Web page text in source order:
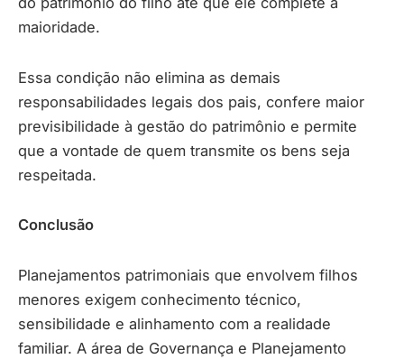
maioridade.
Essa condição não elimina as demais
responsabilidades legais dos pais, confere maior
previsibilidade à gestão do patrimônio e permite
que a vontade de quem transmite os bens seja
respeitada.
Conclusão
Planejamentos patrimoniais que envolvem filhos
menores exigem conhecimento técnico,
sensibilidade e alinhamento com a realidade
familiar. A área de Governança e Planejamento